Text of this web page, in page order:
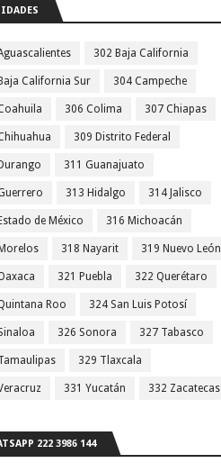
302 Baja California
California Sur 304 Campeche
306 Colima 307 Chiapas
309 Distrito Federal
311 Guanajuato
313 Hidalgo 314 Jalisco
de México 316 Michoacán
318 Nayarit 319 Nuevo León
321 Puebla 322 Querétaro
Roo 324 San Luis Potosí
326 Sonora 327 Tabasco
329 Tlaxcala
331 Yucatán 332 Zacatecas
222 3986 144